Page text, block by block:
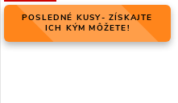
POSLEDNÉ KUSY- ZÍSKAJTE
ICH KÝM MÔŽETE!